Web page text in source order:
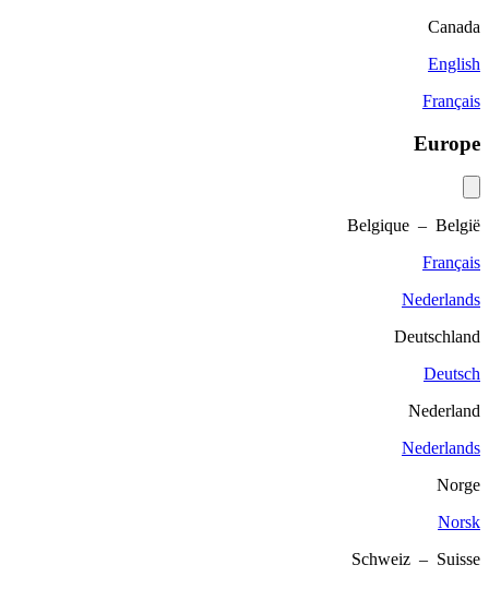
Canada
English
Français
Europe
Belgique – België
Français
Nederlands
Deutschland
Deutsch
Nederland
Nederlands
Norge
Norsk
Schweiz – Suisse